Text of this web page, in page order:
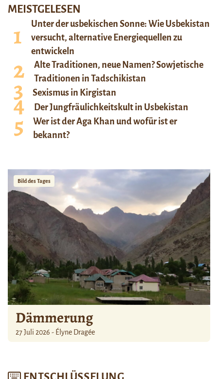
MEISTGELESEN
Unter der usbekischen Sonne: Wie Usbekistan
versucht, alternative Energiequellen zu
entwickeln
Alte Traditionen, neue Namen? Sowjetische
Traditionen in Tadschikistan
Sexismus in Kirgistan
Der Jungfräulichkeitskult in Usbekistan
Wer ist der Aga Khan und wofür ist er
bekannt?
Bild des Tages
Dämmerung
27 Juli 2026 - Élyne Dragée